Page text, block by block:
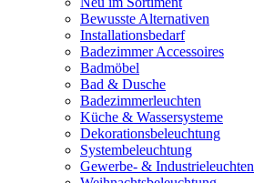
Bewusste Alternativen
Installationsbedarf
Badezimmer Accessoires
Badmöbel
Bad & Dusche
Badezimmerleuchten
Küche & Wassersysteme
Dekorationsbeleuchtung
Systembeleuchtung
Gewerbe- & Industrieleuchten